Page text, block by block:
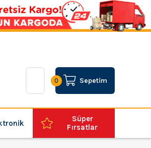
Sepetim
0
Süper
Fırsatlar